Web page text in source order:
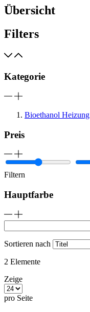
Übersicht
Filters
Kategorie
Bioethanol Heizung
Preis
Filtern
Hauptfarbe
Sortieren nach
2 Elemente
Zeige
pro Seite